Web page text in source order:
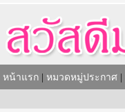
หน้าแรก หมวดหมู่ประกาศ